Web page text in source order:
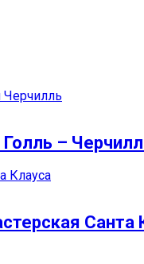
–
Санта